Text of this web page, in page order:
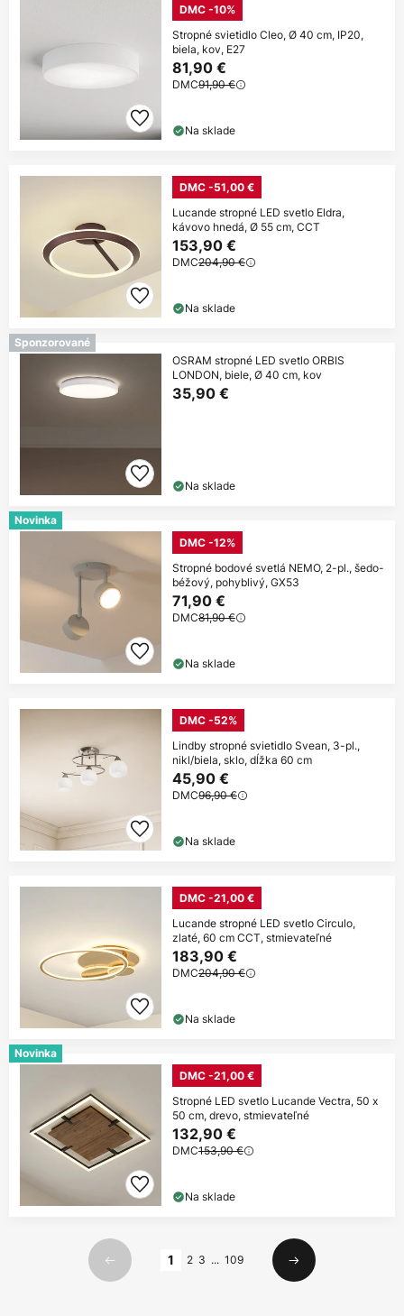
DMC -10%
Stropné svietidlo Cleo, Ø 40 cm, IP20,
biela, kov, E27
81,90 €
DMC91,90 €
Na sklade
DMC -51,00 €
Lucande stropné LED svetlo Eldra,
kávovo hnedá, Ø 55 cm, CCT
153,90 €
DMC204,90 €
Na sklade
Sponzorované
OSRAM stropné LED svetlo ORBIS
LONDON, biele, Ø 40 cm, kov
35,90 €
Na sklade
Novinka
DMC -12%
Stropné bodové svetlá NEMO, 2-pl., šedo-
béžový, pohyblivý, GX53
71,90 €
DMC81,90 €
Na sklade
DMC -52%
Lindby stropné svietidlo Svean, 3-pl.,
nikl/biela, sklo, dĺžka 60 cm
45,90 €
DMC96,90 €
Na sklade
DMC -21,00 €
Lucande stropné LED svetlo Circulo,
zlaté, 60 cm CCT, stmievateľné
183,90 €
DMC204,90 €
Na sklade
Novinka
DMC -21,00 €
Stropné LED svetlo Lucande Vectra, 50 x
50 cm, drevo, stmievateľné
132,90 €
DMC153,90 €
Na sklade
Predchádzajúci
1 2 3 ... 109
Ďalší